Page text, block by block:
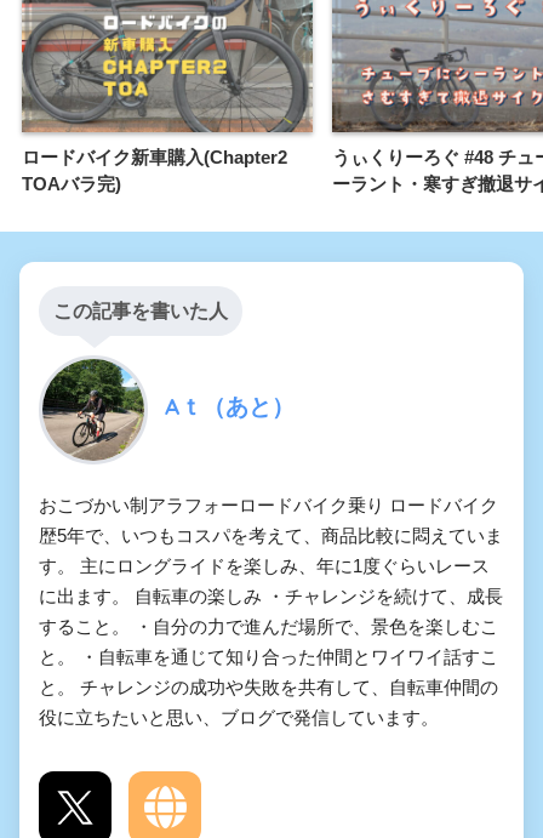
ロードバイク新車購入(Chapter2
TOAバラ完)
うぃくりーろぐ #48 チュ
ーラント・寒すぎ撤退サ
この記事を書いた人
Aｔ（あと）
おこづかい制アラフォーロードバイク乗り ロードバイク
歴5年で、いつもコスパを考えて、商品比較に悶えていま
す。 主にロングライドを楽しみ、年に1度ぐらいレース
に出ます。 自転車の楽しみ ・チャレンジを続けて、成長
すること。 ・自分の力で進んだ場所で、景色を楽しむこ
と。 ・自転車を通じて知り合った仲間とワイワイ話すこ
と。 チャレンジの成功や失敗を共有して、自転車仲間の
役に立ちたいと思い、ブログで発信しています。